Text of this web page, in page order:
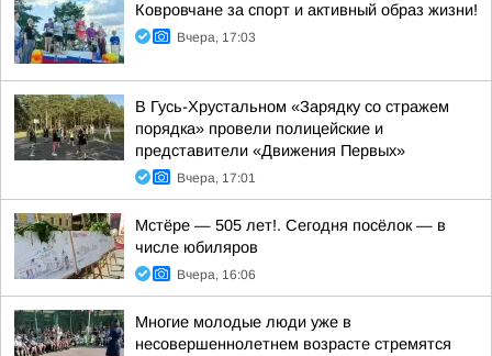
Ковровчане за спорт и активный образ жизни!
Вчера, 17:03
В Гусь-Хрустальном «Зарядку со стражем
порядка» провели полицейские и
представители «Движения Первых»
Вчера, 17:01
Мстёре — 505 лет!. Сегодня посёлок — в
числе юбиляров
Вчера, 16:06
Многие молодые люди уже в
несовершеннолетнем возрасте стремятся